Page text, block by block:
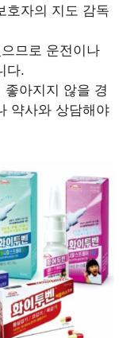
호자의 지도 감독
므로 운전이나
다.
아지지 않을 경
약사와 상담해야